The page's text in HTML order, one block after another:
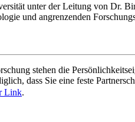
unter der Leitung von Dr.
und angrenzenden
stehen die
dass Sie eine feste
Link.